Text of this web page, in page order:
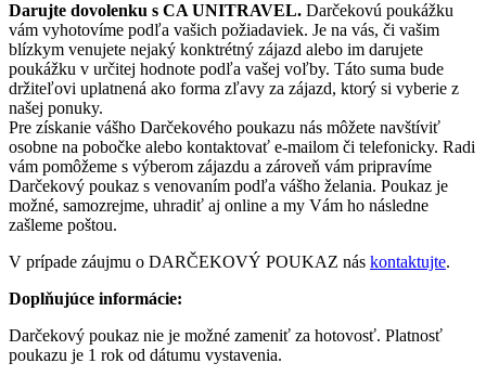
Darujte dovolenku s CA UNITRAVEL. Darčekovú poukážku
vám vyhotovíme podľa vašich požiadaviek. Je na vás, či vašim
blízkym venujete nejaký konktrétný zájazd alebo im darujete
poukážku v určitej hodnote podľa vašej voľby. Táto suma bude
držiteľovi uplatnená ako forma zľavy za zájazd, ktorý si vyberie z
našej ponuky.
Pre získanie vášho Darčekového poukazu nás môžete navštíviť
osobne na pobočke alebo kontaktovať e-mailom či telefonicky. Radi
vám pomôžeme s výberom zájazdu a zároveň vám pripravíme
Darčekový poukaz s venovaním podľa vášho želania. Poukaz je
možné, samozrejme, uhradiť aj online a my Vám ho následne
zašleme poštou.
V prípade záujmu o DARČEKOVÝ POUKAZ nás kontaktujte.
Doplňujúce informácie:
Darčekový poukaz nie je možné zameniť za hotovosť. Platnosť
poukazu je 1 rok od dátumu vystavenia.